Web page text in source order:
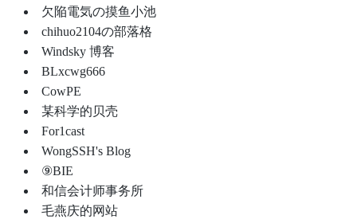
欠陥電気の摸鱼小池
chihuo2104の部落格
Wind­sky 博客
BLxcwg666
CowPE
某科学的贝壳
For1cast
WongSSH's Blog
⑨BIE
和信会计师事务所
毛燕庆的网站